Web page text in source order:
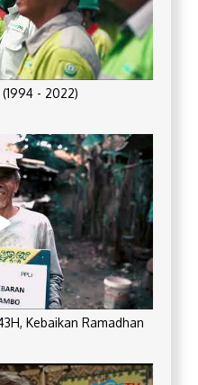
- 2022)
Kebaikan Ramadhan